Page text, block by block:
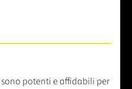
potenti e affidabili per